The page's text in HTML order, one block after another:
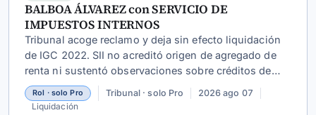
BALBOA ÁLVAREZ con SERVICIO DE
IMPUESTOS INTERNOS
Tribunal acoge reclamo y deja sin efecto liquidación
de IGC 2022. SII no acreditó origen de agregado de
renta ni sustentó observaciones sobre créditos de
sociedad de profesionales.
Rol · solo Pro Tribunal · solo Pro
2026 ago 07
Liquidación